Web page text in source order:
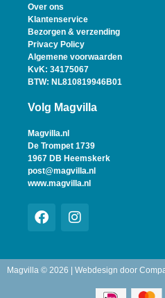
Over ons
Klantenservice
Bezorgen & verzending
Privacy Policy
Algemene voorwaarden
KvK: 34175067
BTW: NL810819946B01
Volg Magvilla
Magvilla.nl
De Trompet 1739
1967 DB Heemskerk
post@magvilla.nl
www.magvilla.nl
Magvilla © 2026 | Webdesign door